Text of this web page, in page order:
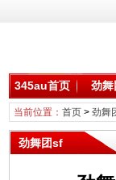
345au首页 劲
当前位置： 首页> 劲舞
劲舞团sf